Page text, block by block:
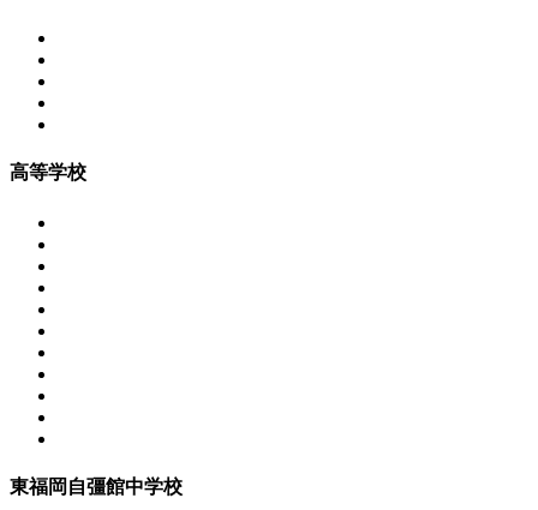
高等学校
東福岡自彊館中学校